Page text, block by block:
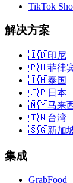
TikTok
解决方案
🇮🇩印尼
🇵🇭菲律
🇹🇭泰国
🇯🇵日本
🇲🇾马来
🇹🇼台湾
🇸🇬新加
集成
GrabFood